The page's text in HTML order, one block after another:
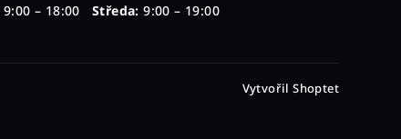
9:00 – 18:00Středa: 9:00 – 19:00
Vytvořil Shoptet